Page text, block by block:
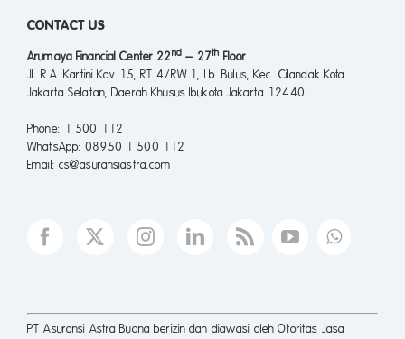
CONTACT US
Arumaya Financial Center 22nd– 27th Floor
Jl. R.A. Kartini Kav 15, RT.4/RW.1, Lb. Bulus, Kec. Cilandak Kota
Jakarta Selatan, Daerah Khusus Ibukota Jakarta 12440
Phone: 1 500 112
WhatsApp: 08950 1 500 112
Email: cs@asuransiastra.com
PT Asuransi Astra Buana berizin dan diawasi oleh Otoritas Jasa